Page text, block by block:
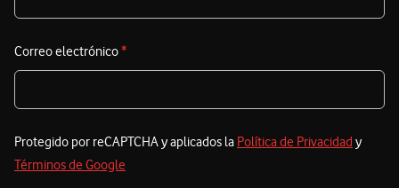
Correo electrónico*
Protegido por reCAPTCHA y aplicados la Política de Privacidad y
Términos de Google